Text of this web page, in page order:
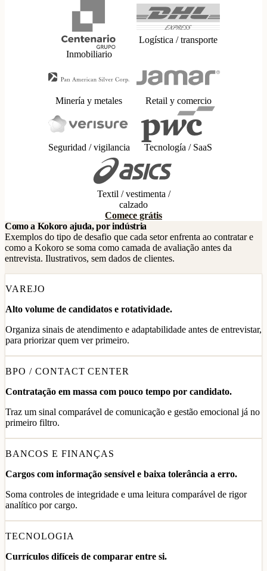
Inmobiliario
Logística / transporte
Minería y metales Retail y comercio
Seguridad / vigilancia Tecnología / SaaS
Textil / vestimenta /
calzado
Comece grátis
Como a Kokoro ajuda, por indústria
Exemplos do tipo de desafio que cada setor enfrenta ao contratar e
como a Kokoro se soma como camada de avaliação antes da
entrevista. Ilustrativos, sem dados de clientes.
VAREJO
Alto volume de candidatos e rotatividade.
Organiza sinais de atendimento e adaptabilidade antes de entrevistar,
para priorizar quem ver primeiro.
BPO / CONTACT CENTER
Contratação em massa com pouco tempo por candidato.
Traz um sinal comparável de comunicação e gestão emocional já no
primeiro filtro.
BANCOS E FINANÇAS
Cargos com informação sensível e baixa tolerância a erro.
Soma controles de integridade e uma leitura comparável de rigor
analítico por cargo.
TECNOLOGIA
Currículos difíceis de comparar entre si.